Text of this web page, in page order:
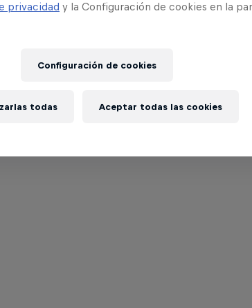
privacidad y la Configuración de cookies en la
Configuración de cookies
todas Aceptar todas las cookies